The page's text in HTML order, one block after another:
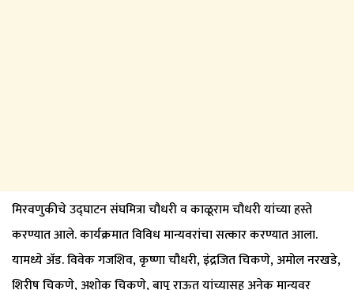
मिरवणुकीचे उद्घाटन संघमित्रा चौधरी व काळूराम चौधरी यांच्या हस्ते
करण्यात आले. कार्यक्रमात विविध मान्यवरांचा सत्कार करण्यात आला.
यामध्ये अ‍ॅड. विवेक गजशिव, कृष्णा चौधरी, इंद्रजित चिकणे, अमोल नरखडे,
शिरीष चिकणे, अशोक चिकणे, बापू राऊत यांच्यासह अनेक मान्यवर